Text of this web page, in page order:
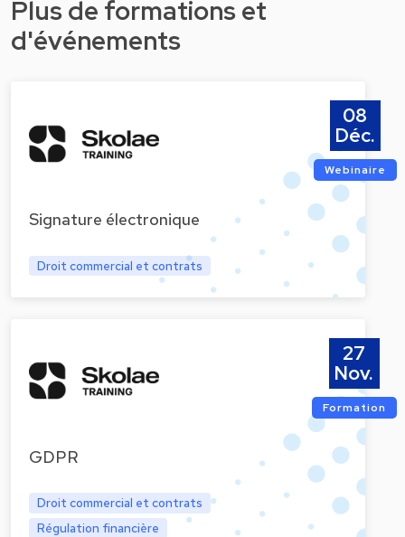
Plus de formations et
d'événements
Signature électronique
Droit commercial et contrats
08
Déc.
Webinaire
GDPR
Droit commercial et contrats
Régulation financière
27
Nov.
Formation